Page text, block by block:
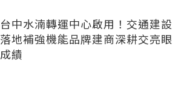
台中水湳轉運中心啟用！交通建設
落地補強機能品牌建商深耕交亮眼
成績